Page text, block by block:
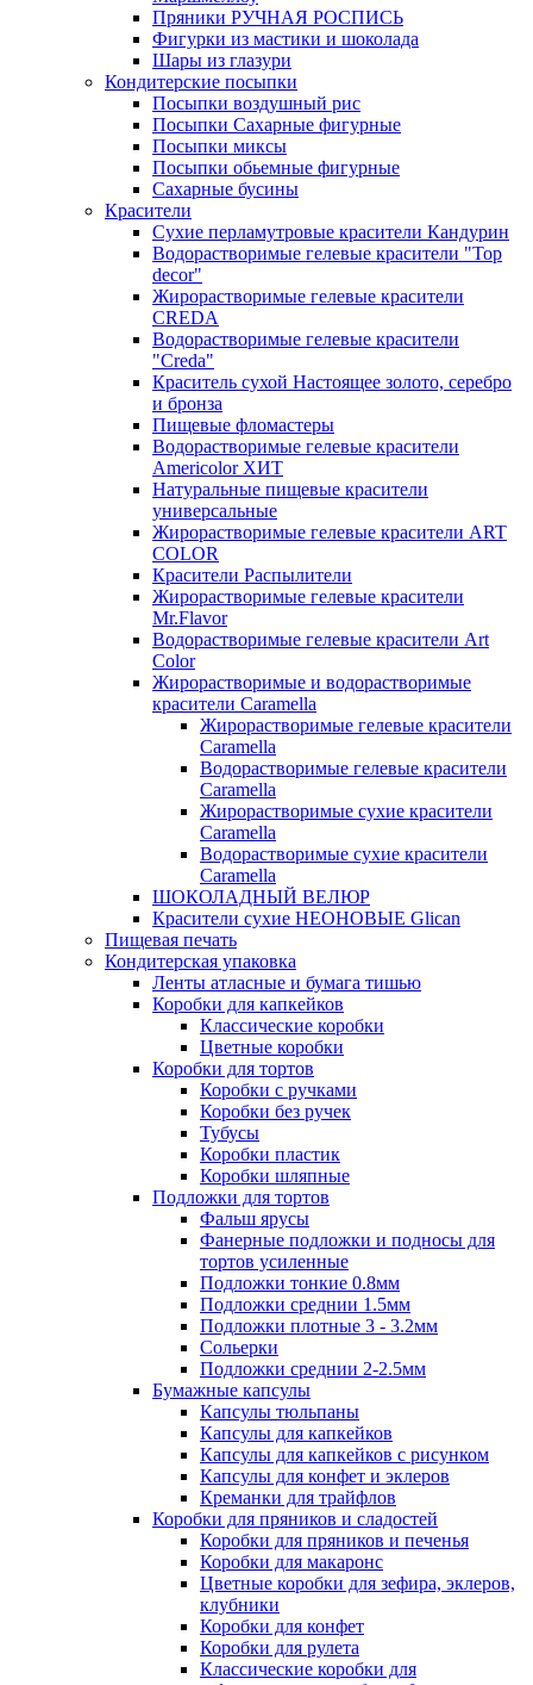
Пряники РУЧНАЯ РОСПИСЬ
Фигурки из мастики и шоколада
Шары из глазури
Кондитерские посыпки
Посыпки воздушный рис
Посыпки Сахарные фигурные
Посыпки миксы
Посыпки обьемные фигурные
Сахарные бусины
Красители
Сухие перламутровые красители Кандурин
Водорастворимые гелевые красители "Top
decor"
Жирорастворимые гелевые красители
CREDA
Водорастворимые гелевые красители
"Creda"
Краситель сухой Настоящее золото, серебро
и бронза
Пищевые фломастеры
Водорастворимые гелевые красители
Americolor ХИТ
Натуральные пищевые красители
универсальные
Жирорастворимые гелевые красители ART
COLOR
Красители Распылители
Жирорастворимые гелевые красители
Mr.Flavor
Водорастворимые гелевые красители Art
Color
Жирорастворимые и водорастворимые
красители Caramella
Жирорастворимые гелевые красители
Caramella
Водорастворимые гелевые красители
Caramella
Жирорастворимые сухие красители
Caramella
Водорастворимые сухие красители
Caramella
ШОКОЛАДНЫЙ ВЕЛЮР
Красители сухие НЕОНОВЫЕ Glican
Пищевая печать
Кондитерская упаковка
Ленты атласные и бумага тишью
Коробки для капкейков
Классические коробки
Цветные коробки
Коробки для тортов
Коробки с ручками
Коробки без ручек
Тубусы
Коробки пластик
Коробки шляпные
Подложки для тортов
Фальш ярусы
Фанерные подложки и подносы для
тортов усиленные
Подложки тонкие 0.8мм
Подложки среднии 1.5мм
Подложки плотные 3 - 3.2мм
Сольерки
Подложки среднии 2-2.5мм
Бумажные капсулы
Капсулы тюльпаны
Капсулы для капкейков
Капсулы для капкейков с рисунком
Капсулы для конфет и эклеров
Креманки для трайфлов
Коробки для пряников и сладостей
Коробки для пряников и печенья
Коробки для макаронс
Цветные коробки для зефира, эклеров,
клубники
Коробки для конфет
Коробки для рулета
Классические коробки для